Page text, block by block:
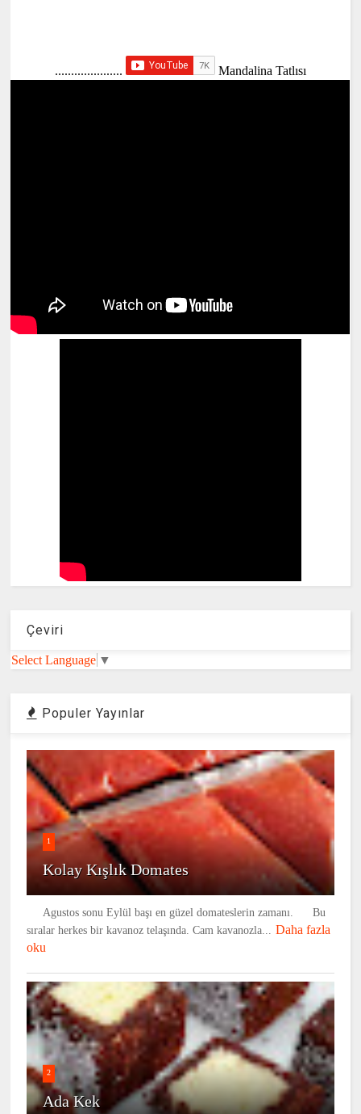
..................... Mandalina Tatlısı
Çeviri
Select Language ▼
Populer Yayınlar
1
Kolay Kışlık Domates
Agustos sonu Eylül başı en güzel domateslerin zamanı. Bu
sıralar herkes bir kavanoz telaşında. Cam kavanozla... Daha fazla
oku
2
Ada Kek